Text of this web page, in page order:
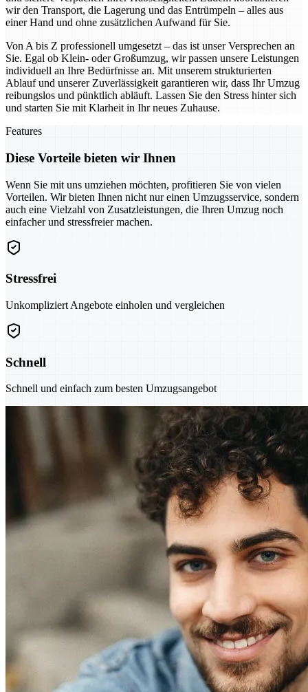
wir den Transport, die Lagerung und das Entrümpeln – alles aus
einer Hand und ohne zusätzlichen Aufwand für Sie.
Von A bis Z professionell umgesetzt – das ist unser Versprechen an
Sie. Egal ob Klein- oder Großumzug, wir passen unsere Leistungen
individuell an Ihre Bedürfnisse an. Mit unserem strukturierten
Ablauf und unserer Zuverlässigkeit garantieren wir, dass Ihr Umzug
reibungslos und pünktlich abläuft. Lassen Sie den Stress hinter sich
und starten Sie mit Klarheit in Ihr neues Zuhause.
Features
Diese Vorteile bieten wir Ihnen
Wenn Sie mit uns umziehen möchten, profitieren Sie von vielen
Vorteilen. Wir bieten Ihnen nicht nur einen Umzugsservice, sondern
auch eine Vielzahl von Zusatzleistungen, die Ihren Umzug noch
einfacher und stressfreier machen.
Stressfrei
Unkompliziert Angebote einholen und vergleichen
Schnell
Schnell und einfach zum besten Umzugsangebot